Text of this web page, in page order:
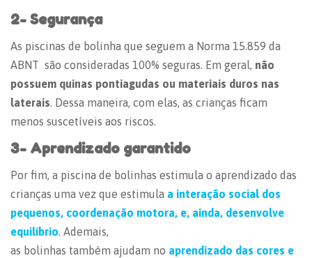
2- Segurança
As piscinas de bolinha que seguem a Norma 15.859 da
ABNT são consideradas 100% seguras. Em geral, não
possuem quinas pontiagudas ou materiais duros nas
laterais. Dessa maneira, com elas, as crianças ficam
menos suscetíveis aos riscos.
3- Aprendizado garantido
Por fim, a piscina de bolinhas estimula o aprendizado das
crianças uma vez que estimula a interação social dos
pequenos, coordenação motora, e, ainda, desenvolve
equilíbrio. Ademais,
as bolinhas também ajudam no aprendizado das cores e